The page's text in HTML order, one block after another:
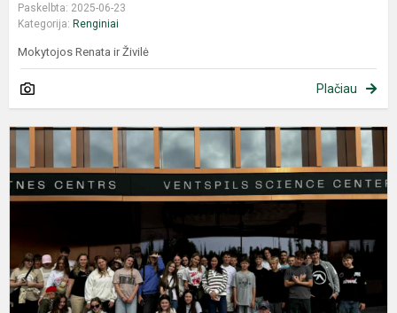
Paskelbta: 2025-06-23
Kategorija: Renginiai
Mokytojos Renata ir Živilė
Plačiau